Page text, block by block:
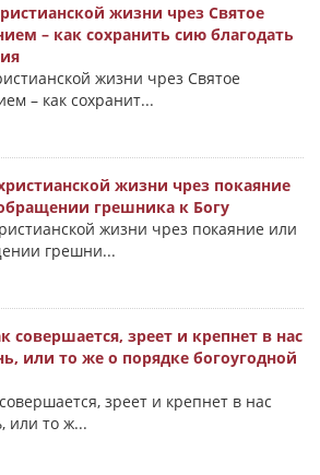
жизни чрез Святое
– как сохранить сию благодать
жизни чрез Святое
– как сохранит...
жизни чрез покаяние
грешника к Богу
жизни чрез покаяние или
грешни...
совершается, зреет и крепнет в нас
или то же о порядке богоугодной
зреет и крепнет в нас
или то ж...